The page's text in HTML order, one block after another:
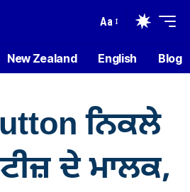
Aa
New Zealand English Blog
ਨਿਕਲੇ
ਦੇ ਮਾਲਕ,